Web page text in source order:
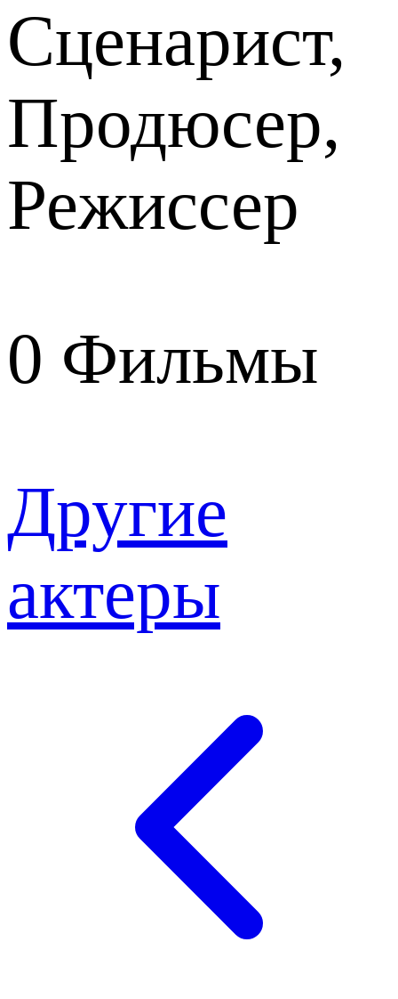
Сценарист,
Продюсер,
Режиссер
0 Фильмы
Другие
актеры